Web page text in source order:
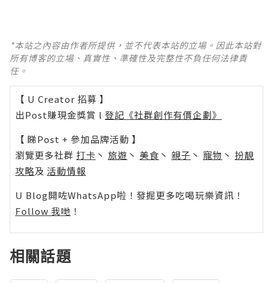
*本站之內容由作者所提供，並不代表本站的立場。因此本站對
所有博客的立場、真實性、準確性及完整性不負任何法律責
任。
【 U Creator 招募 】
出Post賺現金獎賞 l 登記《社群創作有價企劃》
【 睇Post + 參加品牌活動 】
瀏覽更多社群 打卡 丶 旅遊 丶 美食 丶 親子 丶 寵物 丶 扮靚
攻略及 活動情報
U Blog開咗WhatsApp啦！發掘更多吃喝玩樂資訊！
Follow 我哋 ！
相關話題